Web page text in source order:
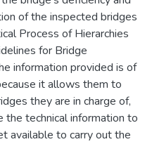
of the inspected bridges
Process of Hierarchies
for Bridge
information provided is of
it allows them to
they are in charge of,
the technical information to
available to carry out the